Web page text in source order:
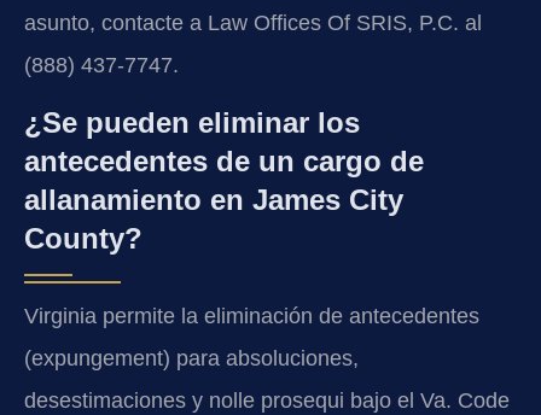
asunto, contacte a Law Offices Of SRIS, P.C. al
(888) 437-7747.
¿Se pueden eliminar los
antecedentes de un cargo de
allanamiento en James City
County?
Virginia permite la eliminación de antecedentes
(expungement) para absoluciones,
desestimaciones y nolle prosequi bajo el Va. Code